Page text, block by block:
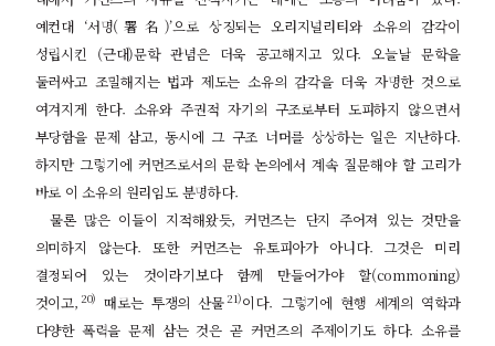
예컨대 ‘서명( 署名 )’으로 상징되는 오리지널리티와 소유의 감각이
성립시킨 (근대)문학 관념은 더욱 공고해지고 있다.오늘날 문학을
둘러싸고 조밀해지는 법과 제도는 소유의 감각을 더욱 자명한 것으로
여겨지게 한다. 소유와 주권적 자기의 구조로부터 도피하지 않으면서
부당함을 문제 삼고,동시에 그 구조 너머를 상상하는 일은 지난하다.
하지만 그렇기에 커먼즈로서의 문학 논의에서 계속 질문해야 할 고리가
바로 이 소유의 원리임도 분명하다.
물론 많은 이들이 지적해왔듯, 커먼즈는 단지 주어져 있는 것만을
의미하지 않는다.또한 커먼즈는 유토피아가 아니다. 그것은 미리
결정되어 있는 것이라기보다 함께 만들어가야 할(commoning)
것이고, 20) 때로는 투쟁의 산물21)이다. 그렇기에 현행 세계의 역학과
다양한 폭력을 문제 삼는 것은 곧 커먼즈의 주제이기도 하다.소유를